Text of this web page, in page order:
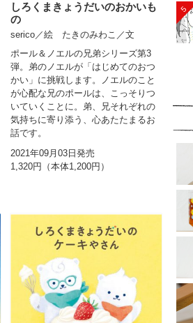
しろくまきょうだいのおかいも
の
serico／絵 たきのみわこ／文
ポール＆ノエルの兄弟シリーズ第3
弾。弟のノエルが「はじめてのおつ
かい」に挑戦します。ノエルのこと
が心配な兄のポールは、こっそりつ
いていくことに。弟、兄それぞれの
気持ちに寄り添う、心あたたまるお
話です。
2021年09月03日発売
1,320円（本体1,200円）
5